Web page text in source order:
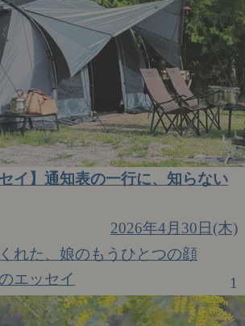
イ】通知表の一行に、知らない
2026年4月30日(木)
れた、娘のもうひとつの顔
エッセイ
1